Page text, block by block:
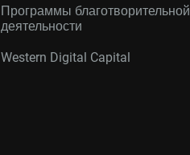
Программы благотворительной
деятельности
Western Digital Capital